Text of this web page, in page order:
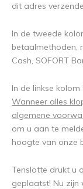
dit adres
In de tweede
betaalmethoden,
Cash, SOFORT
In de linkse
Wanneer alles
algemene
om u aan te
hoogte van onze
Tenslotte drukt u
geplaatst! Nu zijn